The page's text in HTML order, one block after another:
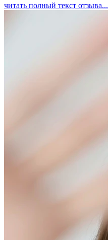
читать полный текст отзыва...